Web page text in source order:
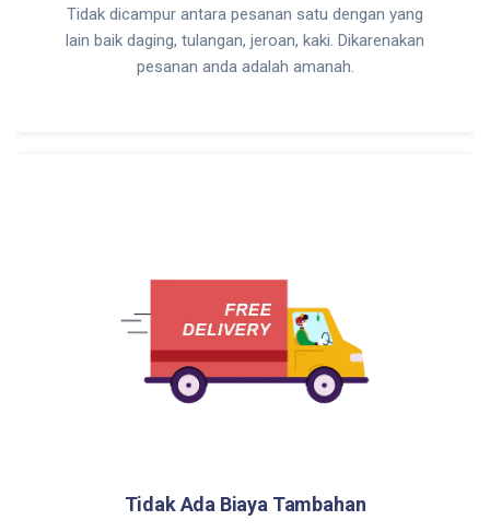
Tidak dicampur antara pesanan satu dengan yang
lain baik daging, tulangan, jeroan, kaki. Dikarenakan
pesanan anda adalah amanah.
Tidak Ada Biaya Tambahan